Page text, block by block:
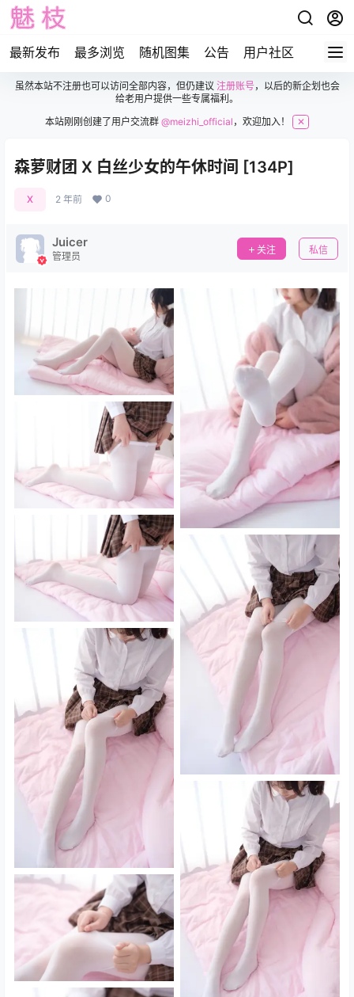
最新发布 最多浏览 随机图集 公告 用户社区
虽然本站不注册也可以访问全部内容，但仍建议 注册账号，以后的新企划也会
给老用户提供一些专属福利。
本站刚刚创建了用户交流群@meizhi_official ，欢迎加入！ ✕
森萝财团 X 白丝少女的午休时间 [134P]
X 2 年前 0
Juicer
管理员
关注 私信